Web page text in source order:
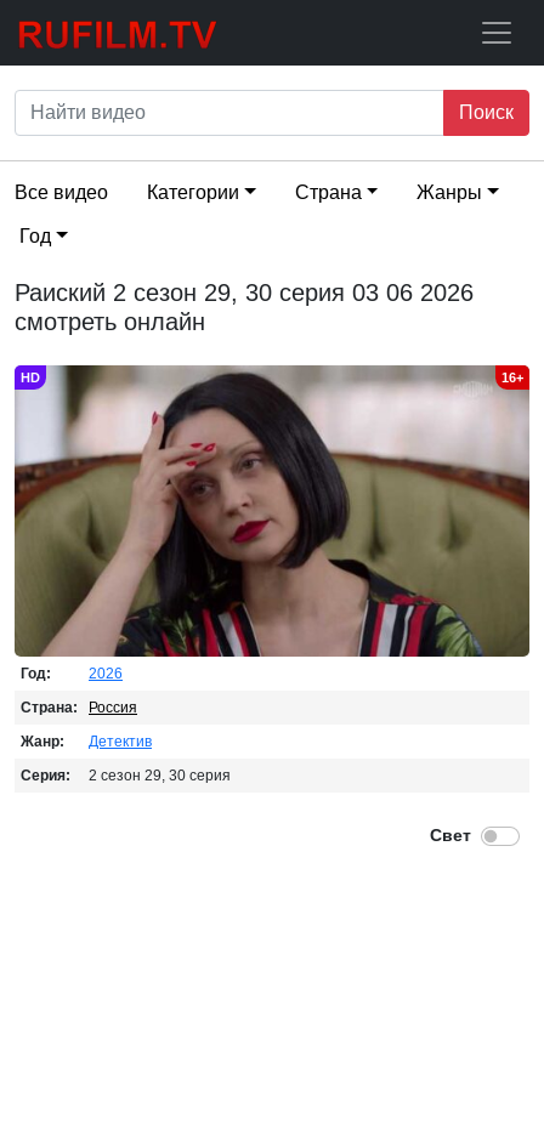
Поиск
Все видео Категории Страна Жанры
Год
Раиский 2 сезон 29, 30 серия 03 06 2026
смотреть онлайн
HD 16+
Год:
2026
Страна:
Россия
Жанр:
Детектив
Серия:
2 сезон 29, 30 серия